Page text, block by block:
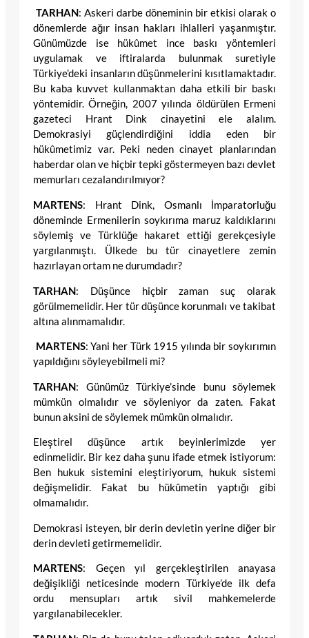
TARHAN: Askeri darbe döneminin bir etkisi olarak o
dönemlerde ağır insan hakları ihlalleri yaşanmıştır.
Günümüzde ise hükûmet ince baskı yöntemleri
uygulamak ve iftiralarda bulunmak suretiyle
Türkiye’deki insanların düşünmelerini kısıtlamaktadır.
Bu kaba kuvvet kullanmaktan daha etkili bir baskı
yöntemidir. Örneğin, 2007 yılında öldürülen Ermeni
gazeteci Hrant Dink cinayetini ele alalım.
Demokrasiyi güçlendirdiğini iddia eden bir
hükûmetimiz var. Peki neden cinayet planlarından
haberdar olan ve hiçbir tepki göstermeyen bazı devlet
memurları cezalandırılmıyor?
MARTENS: Hrant Dink, Osmanlı İmparatorluğu
döneminde Ermenilerin soykırıma maruz kaldıklarını
söylemiş ve Türklüğe hakaret ettiği gerekçesiyle
yargılanmıştı. Ülkede bu tür cinayetlere zemin
hazırlayan ortam ne durumdadır?
TARHAN: Düşünce hiçbir zaman suç olarak
görülmemelidir. Her tür düşünce korunmalı ve takibat
altına alınmamalıdır.
MARTENS: Yani her Türk 1915 yılında bir soykırımın
yapıldığını söyleyebilmeli mi?
TARHAN: Günümüz Türkiye’sinde bunu söylemek
mümkün olmalıdır ve söyleniyor da zaten. Fakat
bunun aksini de söylemek mümkün olmalıdır.
Eleştirel düşünce artık beyinlerimizde yer
edinmelidir. Bir kez daha şunu ifade etmek istiyorum:
Ben hukuk sistemini eleştiriyorum, hukuk sistemi
değişmelidir. Fakat bu hükûmetin yaptığı gibi
olmamalıdır.
Demokrasi isteyen, bir derin devletin yerine diğer bir
derin devleti getirmemelidir.
MARTENS: Geçen yıl gerçekleştirilen anayasa
değişikliği neticesinde modern Türkiye’de ilk defa
ordu mensupları artık sivil mahkemelerde
yargılanabilecekler.